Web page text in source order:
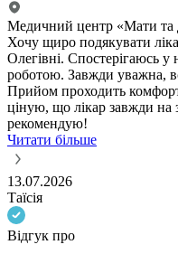
Медичний центр «Мати та
Хочу щиро подякувати
Олегівні. Спостерігаюсь у
роботою. Завжди уважна,
Прийом проходить
ціную, що лікар завжди на
рекомендую!
Читати більше
13.07.2026
Таїсія
Відгук про